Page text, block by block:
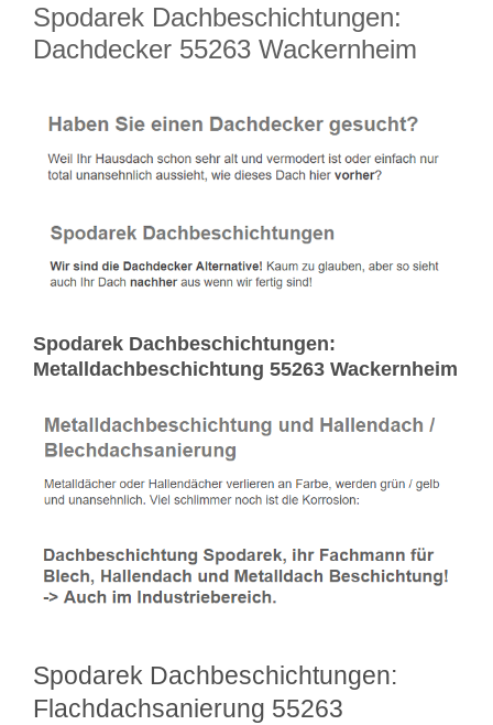
Spodarek Dachbeschichtungen:
Dachdecker 55263 Wackernheim
Spodarek Dachbeschichtungen:
Metalldachbeschichtung 55263 Wackernheim
Spodarek Dachbeschichtungen:
Flachdachsanierung 55263